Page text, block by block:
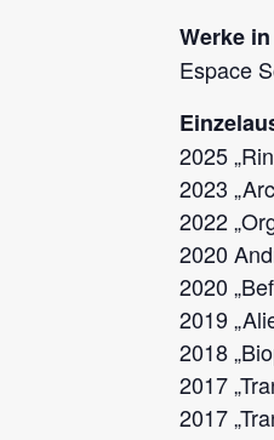
Werke
Espace
2025
2023 „A
2022
2020
2020
2019
2018
2017
2017